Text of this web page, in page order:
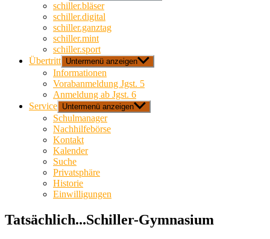
schiller.bläser
schiller.digital
schiller.ganztag
schiller.mint
schiller.sport
Übertritt Untermenü anzeigen
Informationen
Vorabanmeldung Jgst. 5
Anmeldung ab Jgst. 6
Service Untermenü anzeigen
Schulmanager
Nachhilfebörse
Kontakt
Kalender
Suche
Privatsphäre
Historie
Einwilligungen
Tatsächlich...Schiller-Gymnasium